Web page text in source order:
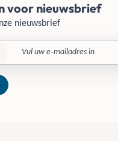
voor nieuwsbrief
nieuwsbrief